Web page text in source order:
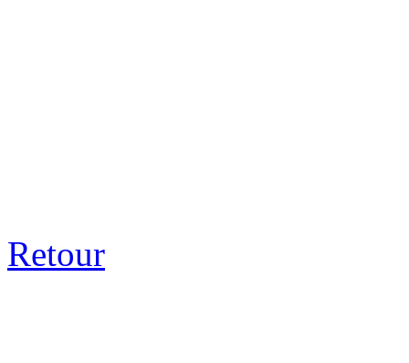
Retour